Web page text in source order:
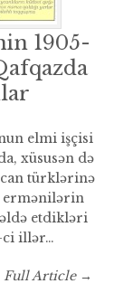
1905-
elmi işçisi
xüsusən də
türklərinə
ermənilərin
etdikləri
ci illər…
Full Article →